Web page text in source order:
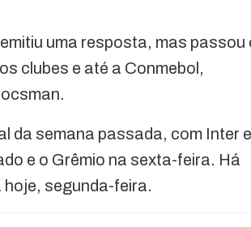
uma resposta, mas passou
clubes e até a Conmebol,
da semana passada, com Inter e
e o Grêmio na sexta-feira. Há
hoje, segunda-feira.